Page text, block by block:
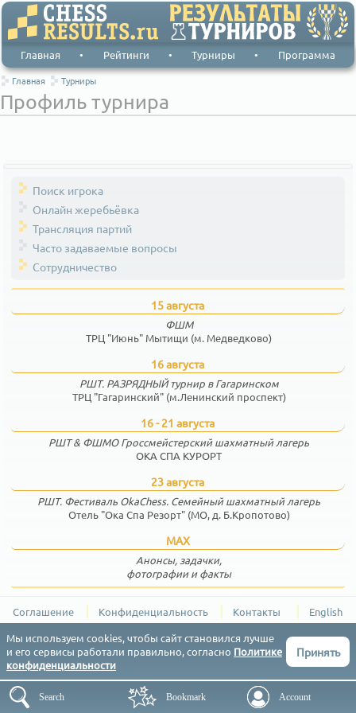
Главная • Рейтинги • Турниры • Программа
Главная Турниры
Профиль турнира
Поиск игрока
Онлайн жеребьёвка
Трансляция партий
Часто задаваемые вопросы
Сотрудничество
15 августа
ФШМ
ТРЦ "Июнь" Мытищи (м. Медведково)
16 августа
РШТ. РАЗРЯДНЫЙ турнир в Гагаринском
ТРЦ "Гагаринский" (м.Ленинский проспект)
16 - 21 августа
РШТ & ФШМО Гроссмейстерский шахматный лагерь
ОКА СПА КУРОРТ
23 августа
РШТ. Фестиваль OkaChess. Семейный шахматный лагерь
Отель "Ока Спа Резорт" (МО, д. Б.Кропотово)
MAX
Анонсы, задачки,
фотографии и факты
Соглашение Конфиденциальность Контакты English
РШТ (Результаты Шахматных Турниров) © 2015-2026
Search Bookmark Account
Мы используем cookies, чтобы сайт становился лучше
и его сервисы работали правильно, согласно Политике
конфиденциальности
Принять